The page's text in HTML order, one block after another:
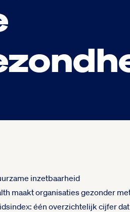
inzetbaarheid
maakt organisaties gezonder
één overzichtelijk cijfer